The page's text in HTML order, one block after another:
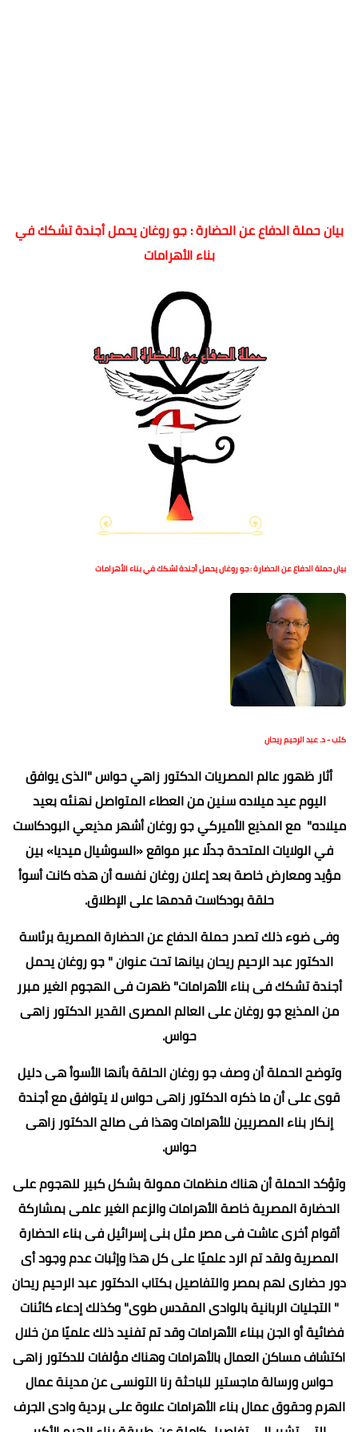
بيان حملة الدفاع عن الحضارة : جو روغان يحمل أجندة تشكك في
بناء الأهرامات
بيان حملة الدفاع عن الحضارة : جو روغان يحمل أجندة تشكك في بناء الأهرامات
كتب - د. عبد الرحيم ريحان
أثار ظهور عالم المصريات الدكتور زاهي حواس "الذى يوافق
اليوم عيد ميلاده سنين من العطاء المتواصل نهنئه بعيد
ميلاده" مع المذيع الأميركي جو روغان أشهر مذيعي البودكاست
في الولايات المتحدة جدلًا عبر مواقع «السوشيال ميديا» بين
مؤيد ومعارض خاصة بعد إعلان روغان نفسه أن هذه كانت أسوأ
حلقة بودكاست قدمها على الإطلاق.
وفى ضوء ذلك تصدر حملة الدفاع عن الحضارة المصرية برئاسة
الدكتور عبد الرحيم ريحان بيانها تحت عنوان " جو روغان يحمل
أجندة تشكك فى بناء الأهرامات" ظهرت فى الهجوم الغير مبرر
من المذيع جو روغان على العالم المصرى القدير الدكتور زاهى
حواس.
وتوضح الحملة أن وصف جو روغان الحلقة بأنها الأسوأ هى دليل
قوى على أن ما ذكره الدكتور زاهى حواس لا يتوافق مع أجندة
إنكار بناء المصريين للأهرامات وهذا فى صالح الدكتور زاهى
حواس.
وتؤكد الحملة أن هناك منظمات ممولة بشكل كبير للهجوم على
الحضارة المصرية خاصة الأهرامات والزعم الغير علمى بمشاركة
أقوام أخرى عاشت فى مصر مثل بنى إسرائيل فى بناء الحضارة
المصرية ولقد تم الرد علميًا على كل هذا وإثبات عدم وجود أى
دور حضارى لهم بمصر والتفاصيل بكتاب الدكتور عبد الرحيم ريحان
" التجليات الربانية بالوادى المقدس طوى" وكذلك إدعاء كائنات
فضائية أو الجن ببناء الأهرامات وقد تم تفنيد ذلك علميًا من خلال
اكتشاف مساكن العمال بالأهرامات وهناك مؤلفات للدكتور زاهى
حواس ورسالة ماجستير للباحثة رنا التونسى عن مدينة عمال
الهرم وحقوق عمال بناء الأهرامات علاوة على بردية وادى الجرف